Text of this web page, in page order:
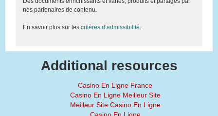
nos partenaires de contenu.
En savoir plus sur les critères d’admissibilité.
Additional resources
Casino En Ligne France
Casino En Ligne Meilleur Site
Meilleur Site Casino En Ligne